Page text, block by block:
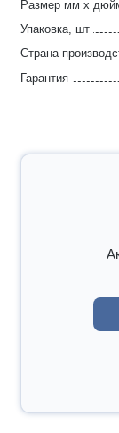
Размер мм x
Упаковка, шт
Страна
Гарантия